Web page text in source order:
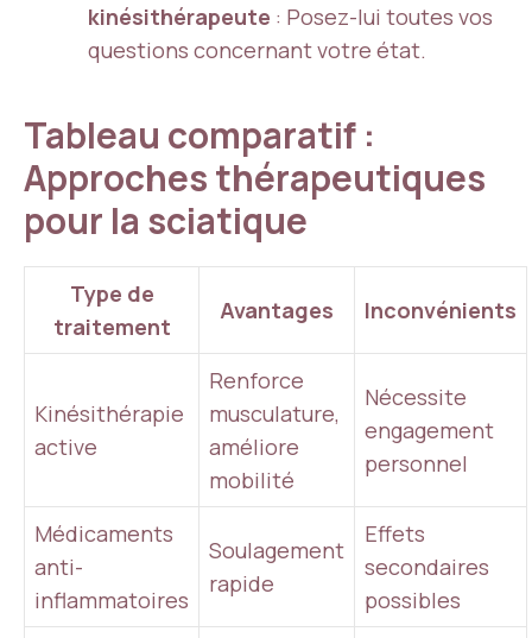
kinésithérapeute : Posez-lui toutes vos
questions concernant votre état.
Tableau comparatif :
Approches thérapeutiques
pour la sciatique
Type de
traitement
Avantages Inconvénients
Kinésithérapie
active
Renforce
musculature,
améliore
mobilité
Nécessite
engagement
personnel
Médicaments
anti-
inflammatoires
Soulagement
rapide
Effets
secondaires
possibles